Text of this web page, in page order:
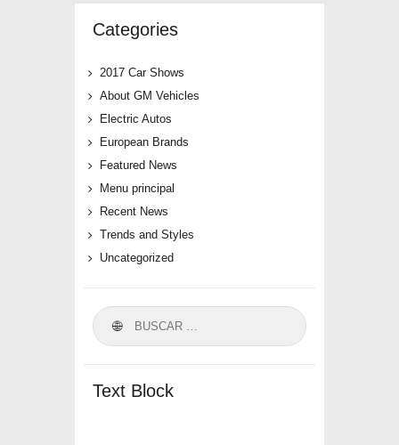
Categories
2017 Car Shows
About GM Vehicles
Electric Autos
European Brands
Featured News
Menu principal
Recent News
Trends and Styles
Uncategorized
Text Block